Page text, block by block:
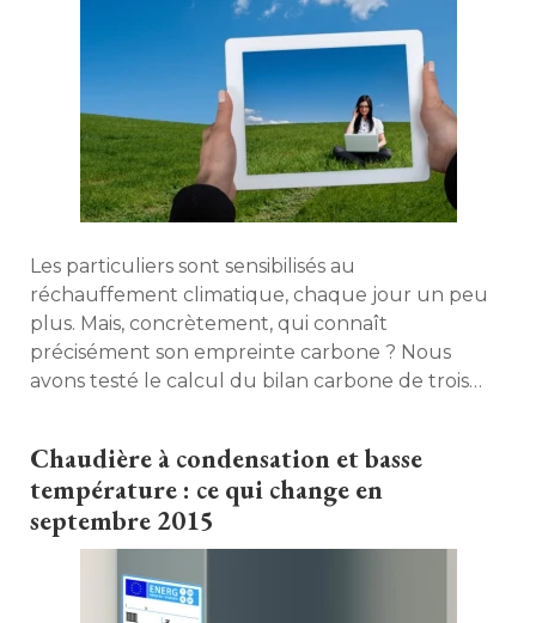
Les particuliers sont sensibilisés au
réchauffement climatique, chaque jour un peu
plus. Mais, concrètement, qui connaît
précisément son empreinte carbone ? Nous
avons testé le calcul du bilan carbone de trois
Chaudière à condensation et basse
température : ce qui change en
septembre 2015